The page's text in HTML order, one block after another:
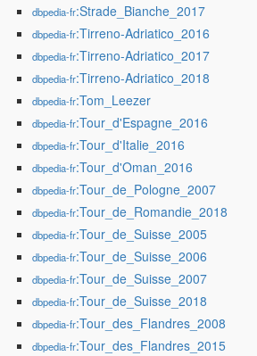
dbpedia-fr:Strade_Bianche_2017
dbpedia-fr:Tirreno-Adriatico_2016
dbpedia-fr:Tirreno-Adriatico_2017
dbpedia-fr:Tirreno-Adriatico_2018
dbpedia-fr:Tom_Leezer
dbpedia-fr:Tour_d'Espagne_2016
dbpedia-fr:Tour_d'Italie_2016
dbpedia-fr:Tour_d'Oman_2016
dbpedia-fr:Tour_de_Pologne_2007
dbpedia-fr:Tour_de_Romandie_2018
dbpedia-fr:Tour_de_Suisse_2005
dbpedia-fr:Tour_de_Suisse_2006
dbpedia-fr:Tour_de_Suisse_2007
dbpedia-fr:Tour_de_Suisse_2018
dbpedia-fr:Tour_des_Flandres_2008
dbpedia-fr:Tour_des_Flandres_2015